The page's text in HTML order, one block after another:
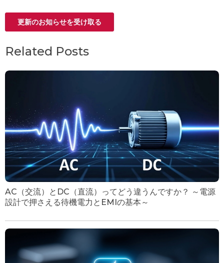
Related Posts
AC（交流）とDC（直流）ってどう違うんですか？ ～電源
設計で押さえる待機電力とEMIの基本～